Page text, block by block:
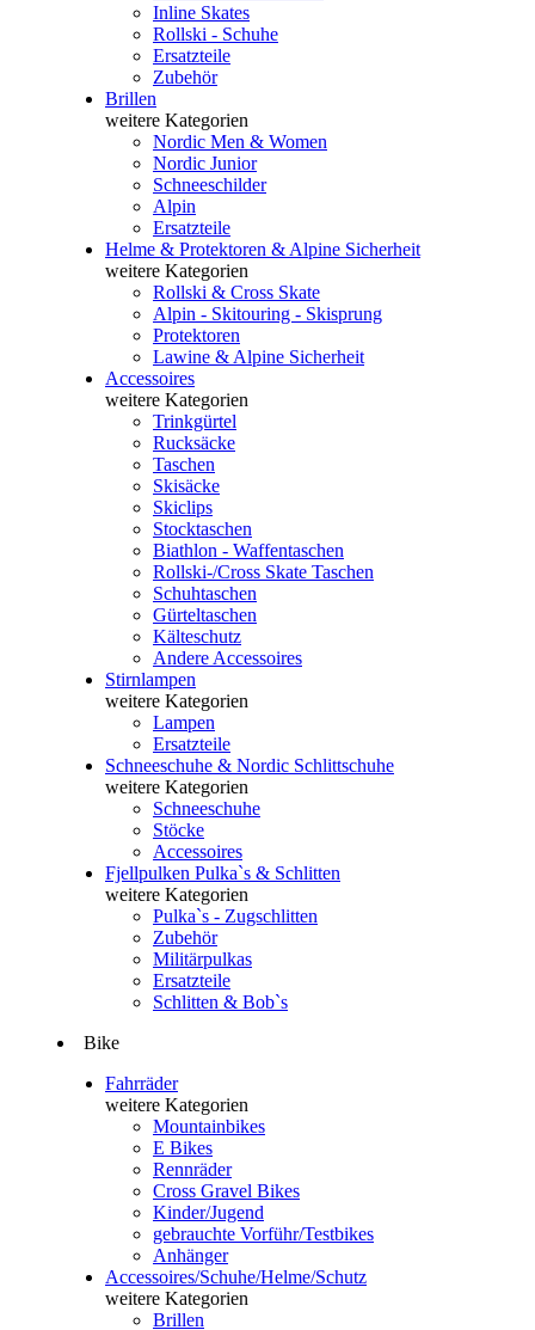
Inline Skates
Rollski - Schuhe
Ersatzteile
Zubehör
Brillen
weitere Kategorien
Nordic Men & Women
Nordic Junior
Schneeschilder
Alpin
Ersatzteile
Helme & Protektoren & Alpine Sicherheit
weitere Kategorien
Rollski & Cross Skate
Alpin - Skitouring - Skisprung
Protektoren
Lawine & Alpine Sicherheit
Accessoires
weitere Kategorien
Trinkgürtel
Rucksäcke
Taschen
Skisäcke
Skiclips
Stocktaschen
Biathlon - Waffentaschen
Rollski-/Cross Skate Taschen
Schuhtaschen
Gürteltaschen
Kälteschutz
Andere Accessoires
Stirnlampen
weitere Kategorien
Lampen
Ersatzteile
Schneeschuhe & Nordic Schlittschuhe
weitere Kategorien
Schneeschuhe
Stöcke
Accessoires
Fjellpulken Pulka`s & Schlitten
weitere Kategorien
Pulka`s - Zugschlitten
Zubehör
Militärpulkas
Ersatzteile
Schlitten & Bob`s
Bike
Fahrräder
weitere Kategorien
Mountainbikes
E Bikes
Rennräder
Cross Gravel Bikes
Kinder/Jugend
gebrauchte Vorführ/Testbikes
Anhänger
Accessoires/Schuhe/Helme/Schutz
weitere Kategorien
Brillen